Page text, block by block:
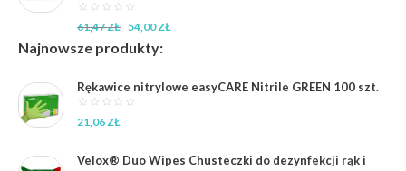
61,47ZŁ Pierwotna
cena
wynosiła:
61,47 zł.
54,00ZŁ
Najnowsze produkty:
Rękawice nitrylowe easyCARE Nitrile GREEN 100 szt.
21,06 ZŁ
Velox® Duo Wipes Chusteczki do dezynfekcji rąk i